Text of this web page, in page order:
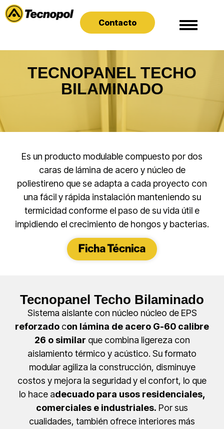
Contacto
TECNOPANEL TECHO
BILAMINADO​
Es un producto modulable compuesto por dos
caras de lámina de acero y núcleo de
poliestireno que se adapta a cada proyecto con
una fácil y rápida instalación manteniendo su
termicidad conforme el paso de su vida útil e
impidiendo el crecimiento de hongos y bacterias.
Tecnopanel Techo Bilaminado
Sistema aislante con núcleo núcleo de EPS
reforzado con lámina de acero G-60 calibre
26 o similar que combina ligereza con
aislamiento térmico y acústico. Su formato
modular agiliza la construcción, disminuye
costos y mejora la seguridad y el confort, lo que
lo hace adecuado para usos residenciales,
comerciales e industriales. Por sus
cualidades, también ofrece interiores más